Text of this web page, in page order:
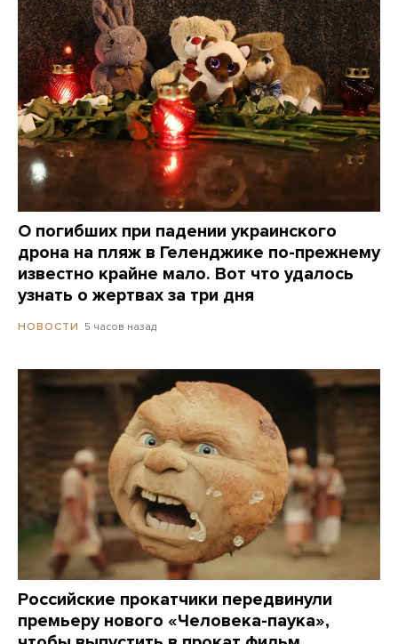
О погибших при падении украинского
дрона на пляж в Геленджике по-прежнему
известно крайне мало. Вот что удалось
узнать о жертвах за три дня
НОВОСТИ 5 часов назад
Российские прокатчики передвинули
премьеру нового «Человека-паука»,